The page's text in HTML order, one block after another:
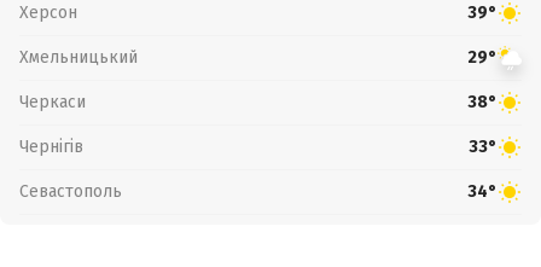
Херсон 39°
Хмельницький 29°
Черкаси 38°
Чернігів 33°
Севастополь 34°